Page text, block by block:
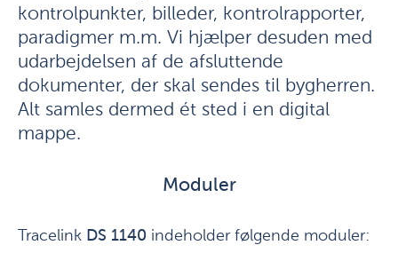
kontrolpunkter, billeder, kontrolrapporter,
paradigmer m.m. Vi hjælper desuden med
udarbejdelsen af de afsluttende
dokumenter, der skal sendes til bygherren.
Alt samles dermed ét sted i en digital
mappe.
Moduler
Tracelink DS 1140 indeholder følgende moduler: